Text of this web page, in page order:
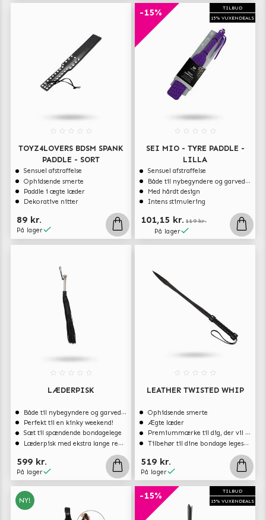
TOYZ4LOVERS BDSM SPANK
PADDLE - SORT
Sensuel afstraffelse
Ophidsende smerte
Paddle i ægte læder
Dekorative nitter
89 kr.
På lager
TILBUD
15% VUXENDEALS
-15%
SEI MIO - TYRE PADDLE -
LILLA
Sensuel afstraffelse
Både til nybegyndere og garvede eksperter
Med hårdt design
Intens stimulering
101,15 kr. 119 kr.
På lager
LÆDERPISK
Både til nybegyndere og garvede eksperter
Perfekt til en kinky weekend!
Sæt til spændende bondagelege
Læderpisk med ekstra lange remmer
599 kr.
På lager
LEATHER TWISTED WHIP
Ophidsende smerte
Ægte læder
Premiummærke til dig, der vil have det bedste
Tilbehør til dine bondage legesager
519 kr.
På lager
NY!
TILBUD
15% VUXENDEALS
-15%